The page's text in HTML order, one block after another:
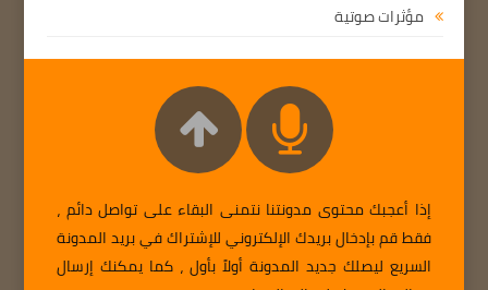
مؤثرات صوتية
إذا أعجبك محتوى مدونتنا نتمنى البقاء على تواصل دائم ،
فقط قم بإدخال بريدك الإلكتروني للإشتراك في بريد المدونة
السريع ليصلك جديد المدونة أولاً بأول ، كما يمكنك إرسال